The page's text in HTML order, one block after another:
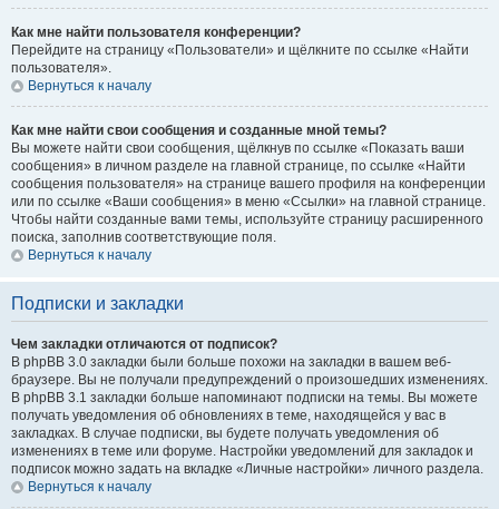
Как мне найти пользователя конференции?
Перейдите на страницу «Пользователи» и щёлкните по ссылке «Найти
пользователя».
Вернуться к началу
Как мне найти свои сообщения и созданные мной темы?
Вы можете найти свои сообщения, щёлкнув по ссылке «Показать ваши
сообщения» в личном разделе на главной странице, по ссылке «Найти
сообщения пользователя» на странице вашего профиля на конференции
или по ссылке «Ваши сообщения» в меню «Ссылки» на главной странице.
Чтобы найти созданные вами темы, используйте страницу расширенного
поиска, заполнив соответствующие поля.
Вернуться к началу
Подписки и закладки
Чем закладки отличаются от подписок?
В phpBB 3.0 закладки были больше похожи на закладки в вашем веб-
браузере. Вы не получали предупреждений о произошедших изменениях.
В phpBB 3.1 закладки больше напоминают подписки на темы. Вы можете
получать уведомления об обновлениях в теме, находящейся у вас в
закладках. В случае подписки, вы будете получать уведомления об
изменениях в теме или форуме. Настройки уведомлений для закладок и
подписок можно задать на вкладке «Личные настройки» личного раздела.
Вернуться к началу